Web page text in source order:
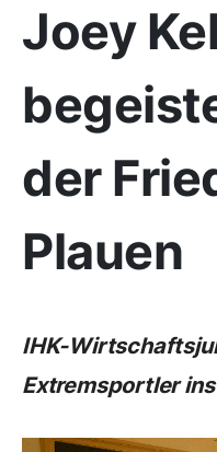
Joey
der
Plauen
IHK-
Extremsportler